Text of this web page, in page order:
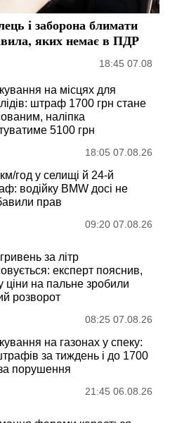
і заборона блимати
яких немає в ПДР
18:45 07.08
на місцях для
штраф 1700 грн стане
наліпка
5100 грн
18:05 07.08.26
год у селищі й 24-й
водійку BMW досі не
прав
09:20 07.08.26
за літр
експерт пояснив,
ціни на пальне зробили
розворот
08:25 07.08.26
на газонах у спеку:
за тиждень і до 1700
порушення
21:45 06.08.26